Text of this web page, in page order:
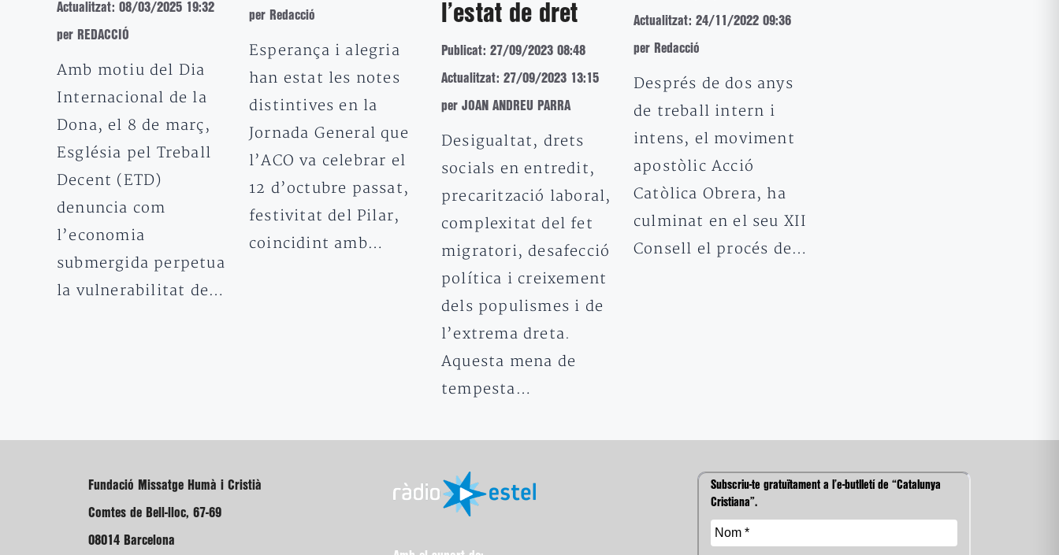
Actualitzat: 08/03/2025 19:32
per REDACCIÓ
Amb motiu del Dia
Internacional de la
Dona, el 8 de març,
Església pel Treball
Decent (ETD)
denuncia com
l’economia
submergida perpetua
la vulnerabilitat de…
per Redacció
Esperança i alegria
han estat les notes
distintives en la
Jornada General que
l’ACO va celebrar el
12 d’octubre passat,
festivitat del Pilar,
coincidint amb…
l’estat de dret
Publicat: 27/09/2023 08:48
Actualitzat: 27/09/2023 13:15
per JOAN ANDREU PARRA
Desigualtat, drets
socials en entredit,
precarització laboral,
complexitat del fet
migratori, desafecció
política i creixement
dels populismes i de
l’extrema dreta.
Aquesta mena de
tempesta…
Actualitzat: 24/11/2022 09:36
per Redacció
Després de dos anys
de treball intern i
intens, el moviment
apostòlic Acció
Catòlica Obrera, ha
culminat en el seu XII
Consell el procés de…
Fundació Missatge Humà i Cristià
Comtes de Bell-lloc, 67-69
08014 Barcelona
Subscriu-te gratuïtament a l’e-butlletí de “Catalunya
Cristiana”.